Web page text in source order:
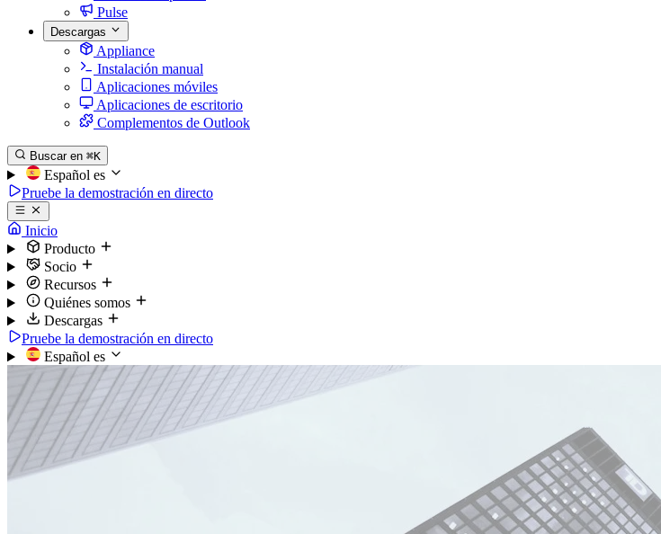
Pulse
Descargas
Appliance
Instalación manual
Aplicaciones móviles
Aplicaciones de escritorio
Complementos de Outlook
Buscar en ⌘K
Español es
Pruebe la demostración en directo
Inicio
Producto
Socio
Recursos
Quiénes somos
Descargas
Pruebe la demostración en directo
Español es